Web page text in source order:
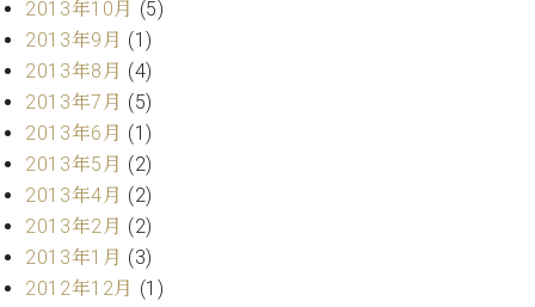
介
調
律
金
表
お
問
い
わ
せ
2013年10月 (5)
2013年9月 (1)
2013年8月 (4)
2013年7月 (5)
2013年6月 (1)
2013年5月 (2)
2013年4月 (2)
2013年2月 (2)
2013年1月 (3)
2012年12月 (1)